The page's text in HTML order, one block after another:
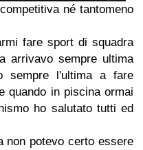
né tantomeno
fare sport di squadra
arrivavo sempre ultima
sempre l'ultima a fare
quando in piscina ormai
ho salutato tutti ed
non potevo certo essere